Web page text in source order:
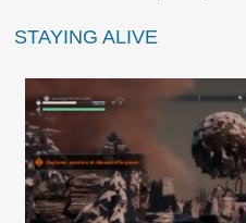
STAYING ALIVE